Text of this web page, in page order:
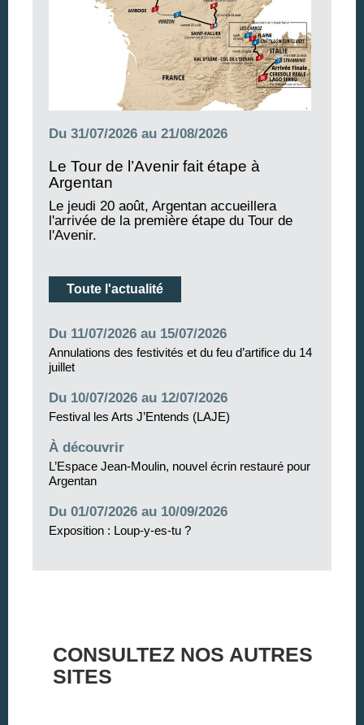
Du 31/07/2026 au 21/08/2026
Le Tour de l’Avenir fait étape à
Argentan
Le jeudi 20 août, Argentan accueillera
l'arrivée de la première étape du Tour de
l'Avenir.
Toute l'actualité
Du 11/07/2026 au 15/07/2026
Annulations des festivités et du feu d’artifice du 14
juillet
Du 10/07/2026 au 12/07/2026
Festival les Arts J’Entends (LAJE)
À découvrir
L’Espace Jean-Moulin, nouvel écrin restauré pour
Argentan
Du 01/07/2026 au 10/09/2026
Exposition : Loup-y-es-tu ?
CONSULTEZ NOS AUTRES
SITES